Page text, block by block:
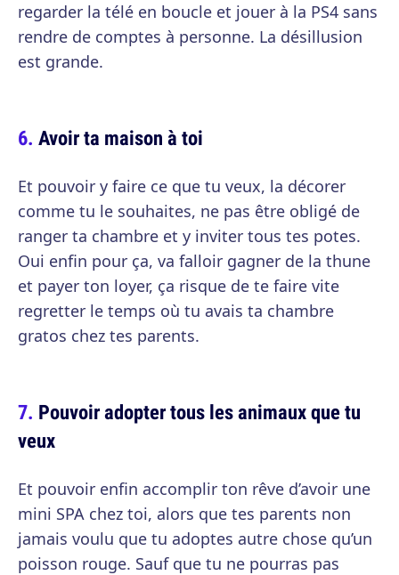
regarder la télé en boucle et jouer à la PS4 sans
rendre de comptes à personne. La désillusion
est grande.
Avoir ta maison à toi
Et pouvoir y faire ce que tu veux, la décorer
comme tu le souhaites, ne pas être obligé de
ranger ta chambre et y inviter tous tes potes.
Oui enfin pour ça, va falloir gagner de la thune
et payer ton loyer, ça risque de te faire vite
regretter le temps où tu avais ta chambre
gratos chez tes parents.
Pouvoir adopter tous les animaux que tu
veux
Et pouvoir enfin accomplir ton rêve d’avoir une
mini SPA chez toi, alors que tes parents non
jamais voulu que tu adoptes autre chose qu’un
poisson rouge. Sauf que tu ne pourras pas